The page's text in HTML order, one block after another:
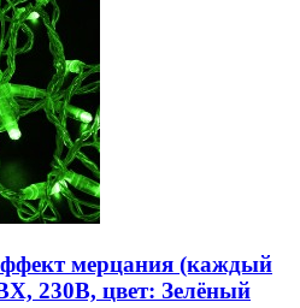
мерцания (каждый
230В, цвет: Зелёный